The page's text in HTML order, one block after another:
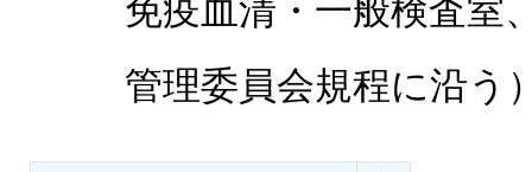
免疫血清・一般検査室
管理委員会規程に沿う